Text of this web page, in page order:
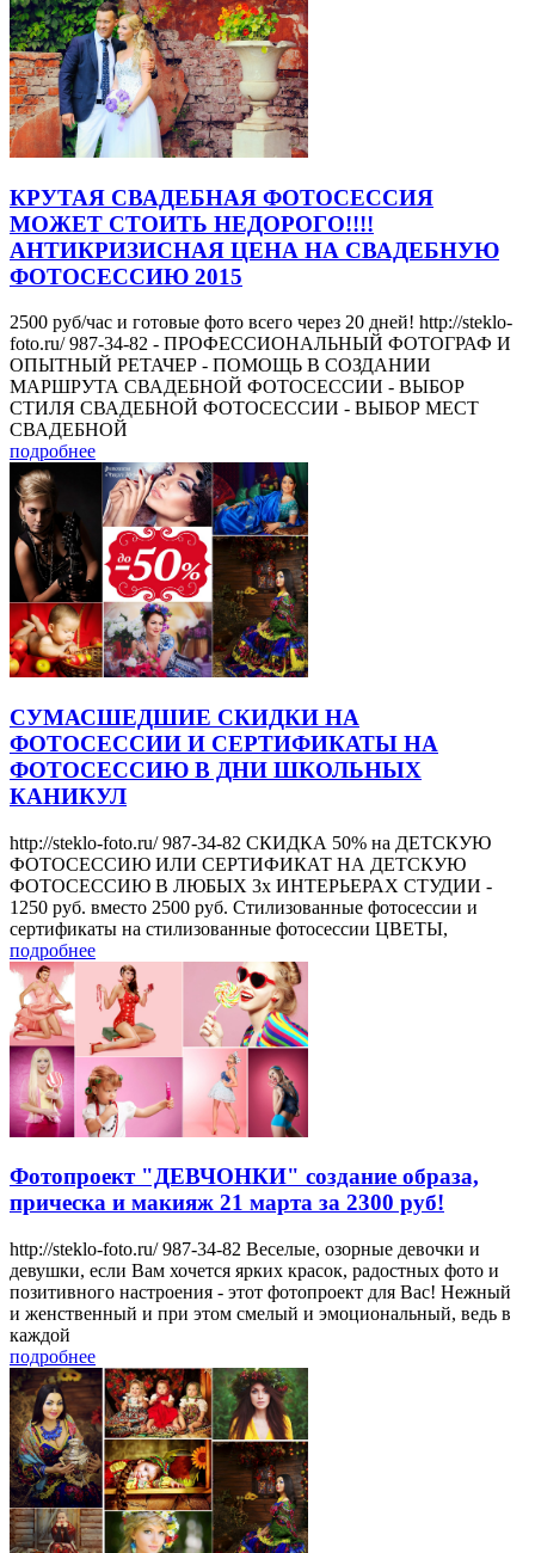
КРУТАЯ СВАДЕБНАЯ ФОТОСЕССИЯ
МОЖЕТ СТОИТЬ НЕДОРОГО!!!!
АНТИКРИЗИСНАЯ ЦЕНА НА СВАДЕБНУЮ
ФОТОСЕССИЮ 2015
2500 руб/час и готовые фото всего через 20 дней! http://steklo-
foto.ru/ 987-34-82 - ПРОФЕССИОНАЛЬНЫЙ ФОТОГРАФ И
ОПЫТНЫЙ РЕТАЧЕР - ПОМОЩЬ В СОЗДАНИИ
МАРШРУТА СВАДЕБНОЙ ФОТОСЕССИИ - ВЫБОР
СТИЛЯ СВАДЕБНОЙ ФОТОСЕССИИ - ВЫБОР МЕСТ
СВАДЕБНОЙ
подробнее
СУМАСШЕДШИЕ СКИДКИ НА
ФОТОСЕССИИ И СЕРТИФИКАТЫ НА
ФОТОСЕССИЮ В ДНИ ШКОЛЬНЫХ
КАНИКУЛ
http://steklo-foto.ru/ 987-34-82 СКИДКА 50% на ДЕТСКУЮ
ФОТОСЕССИЮ ИЛИ СЕРТИФИКАТ НА ДЕТСКУЮ
ФОТОСЕССИЮ В ЛЮБЫХ 3х ИНТЕРЬЕРАХ СТУДИИ -
1250 руб. вместо 2500 руб. Стилизованные фотосессии и
сертификаты на стилизованные фотосессии ЦВЕТЫ,
подробнее
Фотопроект "ДЕВЧОНКИ" создание образа,
прическа и макияж 21 марта за 2300 руб!
http://steklo-foto.ru/ 987-34-82 Веселые, озорные девочки и
девушки, если Вам хочется ярких красок, радостных фото и
позитивного настроения - этот фотопроект для Вас! Нежный
и женственный и при этом смелый и эмоциональный, ведь в
каждой
подробнее